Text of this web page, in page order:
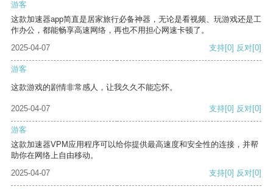
游客
这款加速器app简直是居家旅行必备神器，无论是看视频、玩游戏还是工
作办公，都能畅享高速网络，再也不用担心网速卡顿了。
2025-04-07
支持[0] 反对[0]
游客
这款游戏的剧情非常感人，让我久久不能忘怀。
2025-04-07 支持[0] 反对[0]
游客
这款加速器VPM应用程序可以给你提供最高速度和安全性的连接，并帮
助你在网络上自由移动。
2025-04-07
支持[0] 反对[0]